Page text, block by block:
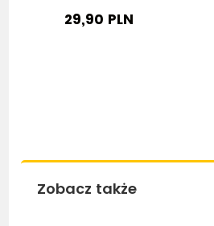
29,90 PLN
Zobacz także